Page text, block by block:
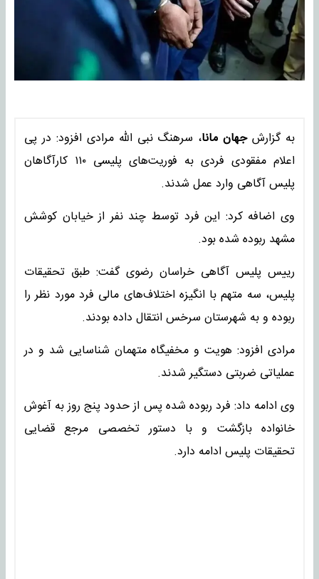
به گزارشجهان مانا، سرهنگ نبی الله مرادی افزود: در پی
اعلام مفقودی فردی به فوریت‌های پلیسی ۱۱۰ کارآگاهان
پلیس آگاهی وارد عمل شدند.
وی اضافه کرد: این فرد توسط چند نفر از خیابان کوشش
مشهد ربوده شده بود.
رییس پلیس آگاهی خراسان رضوی گفت: طبق تحقیقات
پلیس، سه متهم با انگیزه اختلاف‌های مالی فرد مورد نظر را
ربوده و به شهرستان سرخس انتقال داده بودند.
مرادی افزود: هویت و مخفیگاه متهمان شناسایی شد و در
عملیاتی ضربتی دستگیر شدند.
وی ادامه داد: فرد ربوده شده پس از حدود پنج روز به آغوش
خانواده بازگشت و با دستور تخصصی مرجع قضایی
تحقیقات پلیس ادامه دارد.